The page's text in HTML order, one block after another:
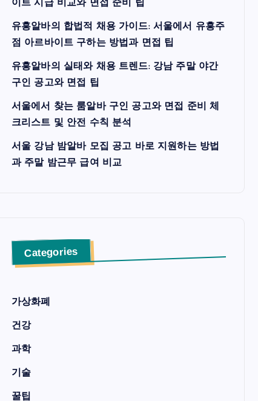
이트 시급 비교와 면접 준비 팁
유흥알바의 합법적 채용 가이드: 서울에서 유흥주
점 아르바이트 구하는 방법과 면접 팁
유흥알바의 실태와 채용 트렌드: 강남 주말 야간
구인 공고와 면접 팁
서울에서 찾는 룸알바 구인 공고와 면접 준비 체
크리스트 및 안전 수칙 분석
서울 강남 밤알바 모집 공고 바로 지원하는 방법
과 주말 밤근무 급여 비교
Categories
가상화폐
건강
과학
기술
꿀팁